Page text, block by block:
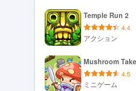
•おもちゃ＆amp;babycare
ビートラベルギア、保育園装備
•健康＆amp;栄養：タンパク
•旅行＆amp;荷物：バックパ
•ギフト＆amp;花：パーソナ
•他のすべて：パーティー用
Temple Run 2
4.4
アクション
ダウンロード
Mushroom
4.5
ミニゲーム